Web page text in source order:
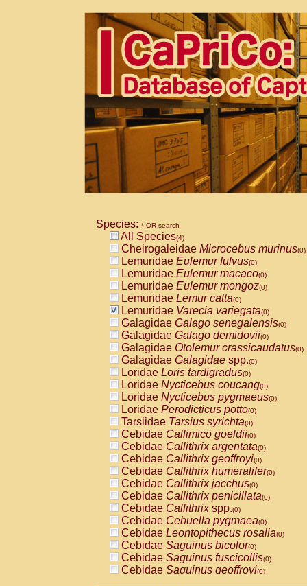
Species: * OR search
All Species(4)
Cheirogaleidae Microcebus murinus(0)
Lemuridae Eulemur fulvus(0)
Lemuridae Eulemur macaco(0)
Lemuridae Eulemur mongoz(0)
Lemuridae Lemur catta(0)
Lemuridae Varecia variegata(0)
Galagidae Galago senegalensis(0)
Galagidae Galago demidovii(0)
Galagidae Otolemur crassicaudatus(0)
Galagidae Galagidae spp.(0)
Loridae Loris tardigradus(0)
Loridae Nycticebus coucang(0)
Loridae Nycticebus pygmaeus(0)
Loridae Perodicticus potto(0)
Tarsiidae Tarsius syrichta(0)
Cebidae Callimico goeldii(0)
Cebidae Callithrix argentata(0)
Cebidae Callithrix geoffroyi(0)
Cebidae Callithrix humeralifer(0)
Cebidae Callithrix jacchus(0)
Cebidae Callithrix penicillata(0)
Cebidae Callithrixspp.(0)
Cebidae Cebuella pygmaea(0)
Cebidae Leontopithecus rosalia(0)
Cebidae Saguinus bicolor(0)
Cebidae Saguinus fuscicollis(0)
Cebidae Saguinus geoffroyi(0)